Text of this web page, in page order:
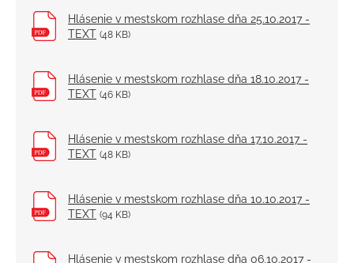
Hlásenie v mestskom rozhlase dňa 25.10.2017 -
TEXT (48 KB)
Hlásenie v mestskom rozhlase dňa 18.10.2017 -
TEXT (46 KB)
Hlásenie v mestskom rozhlase dňa 17.10.2017 -
TEXT (48 KB)
Hlásenie v mestskom rozhlase dňa 10.10.2017 -
TEXT (94 KB)
Hlásenie v mestskom rozhlase dňa 06.10.2017 -